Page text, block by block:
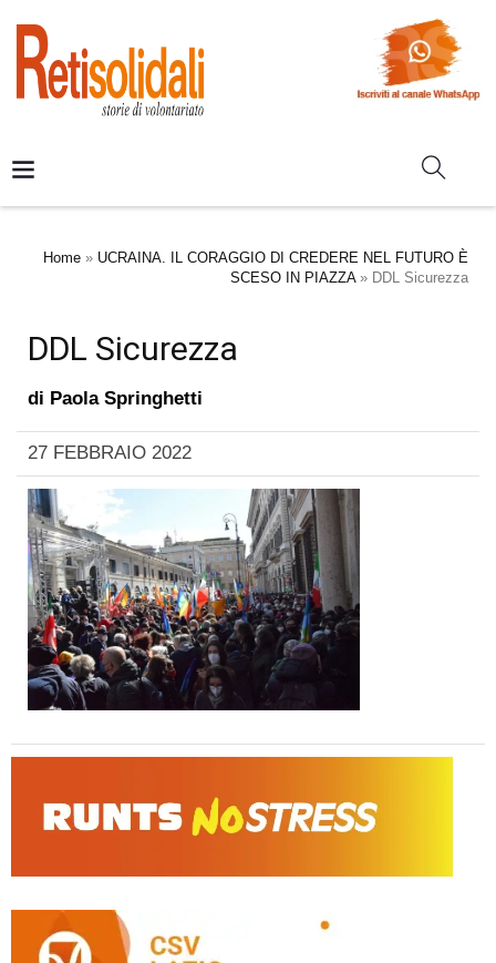
Home » UCRAINA. IL CORAGGIO DI CREDERE NEL FUTURO È
SCESO IN PIAZZA» DDL Sicurezza
DDL Sicurezza
di Paola Springhetti
27 FEBBRAIO 2022